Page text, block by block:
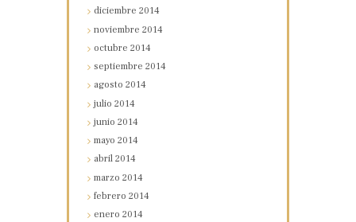
diciembre2014
noviembre2014
octubre2014
septiembre2014
agosto2014
julio2014
junio2014
mayo2014
abril2014
marzo2014
febrero2014
enero2014